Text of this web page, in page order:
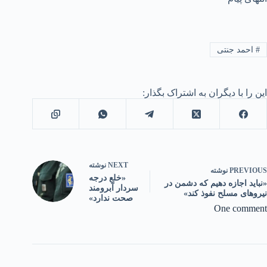
#احمد جنتی
این را با دیگران به اشتراک بگذار:
PREVIOUS نوشته
«نباید اجازه دهیم که دشمن در
نیروهای مسلح نفوذ کند»
NEXT نوشته
«خلع درجه
سردار آبرومند
صحت ندارد»
One comment